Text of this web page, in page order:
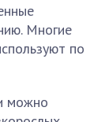
Многие
по
можно